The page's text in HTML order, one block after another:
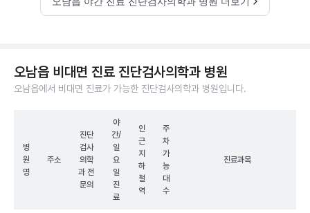
오남읍 비대면 진료 진단검사의학과 병원
오남읍에서 비대면 진료가 가능한 진단검사의학과 병원입니다.
병
원
명
주소
진단
검사
의학
과 전
문의
야
간/
일
요
일
진
료
인
근
지
하
철
역
주
차
가
능
대
수
진료과목